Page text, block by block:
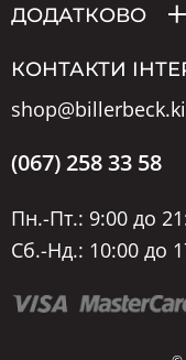
ДОДАТКОВО
КОНТАКТИ
(067) 258 33 58
Пн.-Пт.: 9:00 до
Сб.-Нд.: 10:00 до